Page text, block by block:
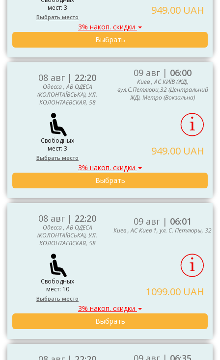
мест: 3
Выбрать место
949.00 UAH
3% накоп. скидки
Выбрать
08 авг | 22:20
Одесса , АВ ОДЕСА
(КОЛОНТАЇВСЬКА), УЛ.
КОЛОНТАЕВСКАЯ, 58
09 авг | 06:00
Киев , АС КИЇВ (ЖД),
вул.С.Петлюри,32 (Центральний
ЖД), Метро (Вокзальна)
Свободных
мест: 3
Выбрать место
949.00 UAH
3% накоп. скидки
Выбрать
08 авг | 22:20
Одесса , АВ ОДЕСА
(КОЛОНТАЇВСЬКА), УЛ.
КОЛОНТАЕВСКАЯ, 58
09 авг | 06:01
Киев , АС Киев 1, ул. С. Петлюры, 32
Свободных
мест: 10
Выбрать место
1099.00 UAH
3% накоп. скидки
Выбрать